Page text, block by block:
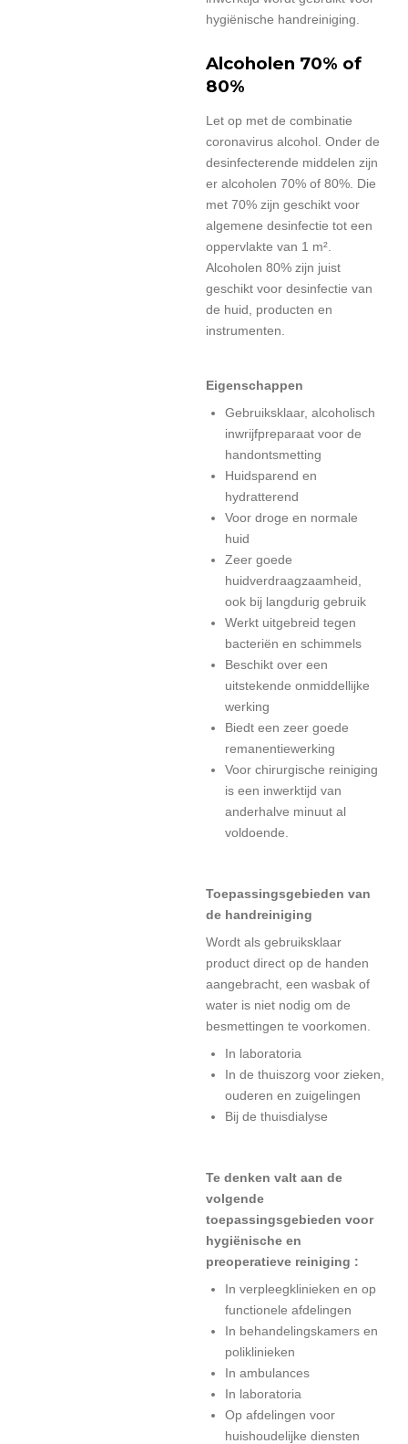
hygiënische handreiniging.
Alcoholen 70% of
80%
Let op met de combinatie
coronavirus alcohol. Onder de
desinfecterende middelen zijn
er alcoholen 70% of 80%. Die
met 70% zijn geschikt voor
algemene desinfectie tot een
oppervlakte van 1 m².
Alcoholen 80% zijn juist
geschikt voor desinfectie van
de huid, producten en
instrumenten.
Eigenschappen
Gebruiksklaar, alcoholisch
inwrijfpreparaat voor de
handontsmetting
Huidsparend en
hydratterend
Voor droge en normale
huid
Zeer goede
huidverdraagzaamheid,
ook bij langdurig gebruik
Werkt uitgebreid tegen
bacteriën en schimmels
Beschikt over een
uitstekende onmiddellijke
werking
Biedt een zeer goede
remanentiewerking
Voor chirurgische reiniging
is een inwerktijd van
anderhalve minuut al
voldoende.
Toepassingsgebieden van
de handreiniging
Wordt als gebruiksklaar
product direct op de handen
aangebracht, een wasbak of
water is niet nodig om de
besmettingen te voorkomen.
In laboratoria
In de thuiszorg voor zieken,
ouderen en zuigelingen
Bij de thuisdialyse
Te denken valt aan de
volgende
toepassingsgebieden voor
hygiënische en
preoperatieve reiniging :
In verpleegklinieken en op
functionele afdelingen
In behandelingskamers en
poliklinieken
In ambulances
In laboratoria
Op afdelingen voor
huishoudelijke diensten